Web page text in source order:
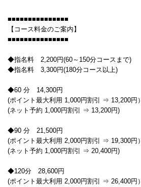
■■■■■■■■■■■■■■■
【コース料金のご案内】
■■■■■■■■■■■■■■■
◆指名料 2,200円(60～150分コースまで)
◆指名料 3,300円(180分コース以上)
◆60 分 14,300円
(ポイント最大利用 1,000円割引 ⇒ 13,200円）
(ネット予約 1,000円割引 ⇒ 13,200円)
◆90 分 21,500円
(ポイント最大利用 2,000円割引 ⇒ 19,300円）
(ネット予約 1,000円割引 ⇒ 20,400円)
◆120分 28,600円
(ポイント最大利用 2,000円割引 ⇒ 26,400円）